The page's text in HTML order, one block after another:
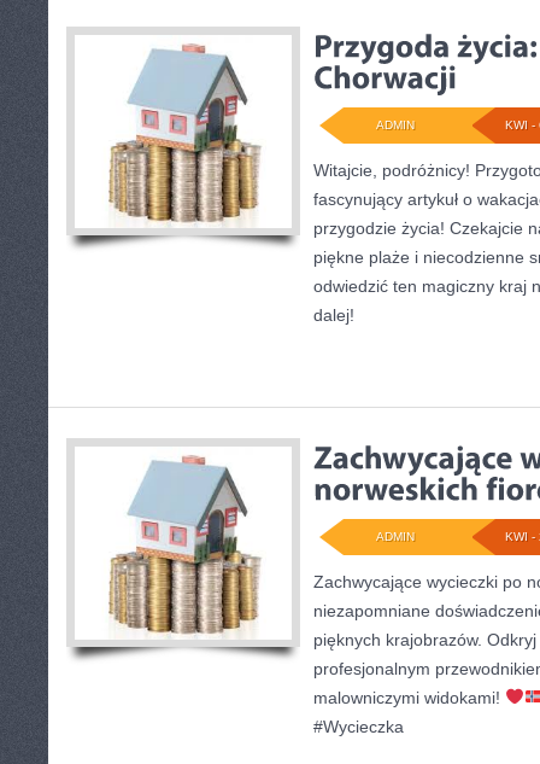
KWI -
ADMIN
Witajcie, podróżnicy!
fascynujący artykuł o
przygodzie życia! Czekajcie
piękne plaże i niecodzienne
odwiedzić ten magiczny kraj
dalej!
KWI -
ADMIN
Zachwycające wycieczki po
niezapomniane
pięknych krajobrazów.
profesjonalnym
malowniczymi widokami!
#Wycieczka